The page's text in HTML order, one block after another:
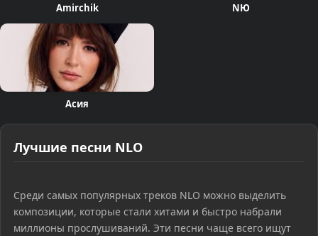
Amirchik NЮ
Асия
Лучшие песни NLO
Среди самых популярных треков NLO можно выделить
композиции, которые стали хитами и быстро набрали
миллионы прослушиваний. Эти песни чаще всего ищут